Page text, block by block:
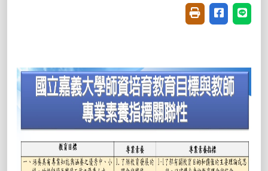
友善列印(開新視
分享至臉書
分享